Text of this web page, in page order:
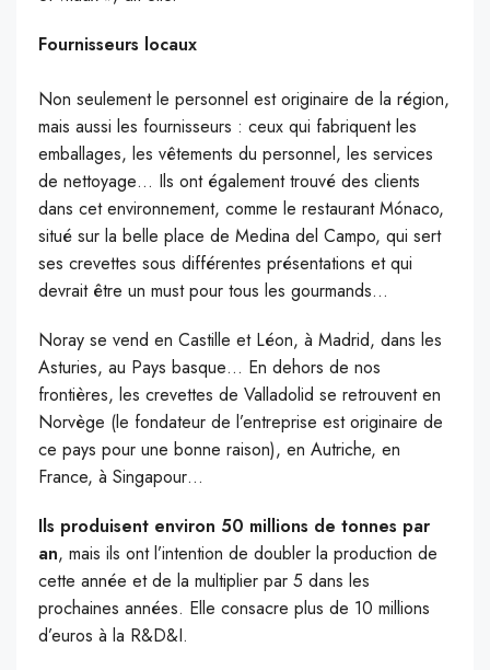
Fournisseurs locaux
Non seulement le personnel est originaire de la région,
mais aussi les fournisseurs : ceux qui fabriquent les
emballages, les vêtements du personnel, les services
de nettoyage… Ils ont également trouvé des clients
dans cet environnement, comme le restaurant Mónaco,
situé sur la belle place de Medina del Campo, qui sert
ses crevettes sous différentes présentations et qui
devrait être un must pour tous les gourmands…
Noray se vend en Castille et Léon, à Madrid, dans les
Asturies, au Pays basque… En dehors de nos
frontières, les crevettes de Valladolid se retrouvent en
Norvège (le fondateur de l’entreprise est originaire de
ce pays pour une bonne raison), en Autriche, en
France, à Singapour…
Ils produisent environ 50 millions de tonnes par
an, mais ils ont l’intention de doubler la production de
cette année et de la multiplier par 5 dans les
prochaines années. Elle consacre plus de 10 millions
d’euros à la R&D&I.